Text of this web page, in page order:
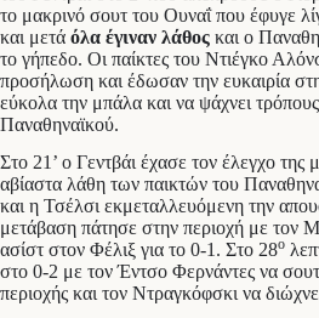
το μακρινό σουτ του Ουναΐ που έφυγε
και μετά όλα έγιναν λάθος και ο
το γήπεδο. Οι παίκτες του Ντιέγκο
προσήλωση και έδωσαν την ευκαιρία
εύκολα την μπάλα και να ψάχνει
Παναθηναϊκού.
Στο 21’ ο Γεντβάι έχασε τον έλεγχο
αβίαστα λάθη των παικτών του
και η Τσέλσι εκμεταλλευόμενη την
μετάβαση πάτησε στην περιοχή με τον
ασίστ στον Φέλιξ για το 0-1. Στο 28ο
στο 0-2 με τον Έντσο Φερνάντες να
περιοχής και τον Ντραγκόφσκι να